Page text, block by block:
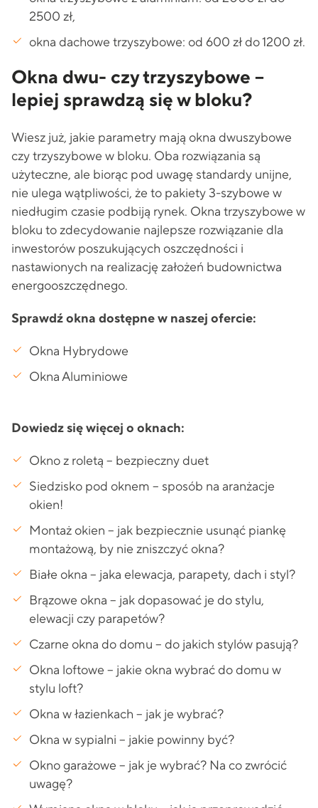
2500 zł,
okna dachowe trzyszybowe: od 600 zł do 1200 zł.
Okna dwu- czy trzyszybowe –
lepiej sprawdzą się w bloku?
Wiesz już, jakie parametry mają okna dwuszybowe
czy trzyszybowe w bloku. Oba rozwiązania są
użyteczne, ale biorąc pod uwagę standardy unijne,
nie ulega wątpliwości, że to pakiety 3-szybowe w
niedługim czasie podbiją rynek. Okna trzyszybowe w
bloku to zdecydowanie najlepsze rozwiązanie dla
inwestorów poszukujących oszczędności i
nastawionych na realizację założeń budownictwa
energooszczędnego.
Sprawdź okna dostępne w naszej ofercie:
Okna Hybrydowe
Okna Aluminiowe
Dowiedz się więcej o oknach:
Okno z roletą – bezpieczny duet
Siedzisko pod oknem – sposób na aranżacje
okien!
Montaż okien – jak bezpiecznie usunąć piankę
montażową, by nie zniszczyć okna?
Białe okna – jaka elewacja, parapety, dach i styl?
Brązowe okna – jak dopasować je do stylu,
elewacji czy parapetów?
Czarne okna do domu – do jakich stylów pasują?
Okna loftowe – jakie okna wybrać do domu w
stylu loft?
Okna w łazienkach – jak je wybrać?
Okna w sypialni – jakie powinny być?
Okno garażowe – jak je wybrać? Na co zwrócić
uwagę?